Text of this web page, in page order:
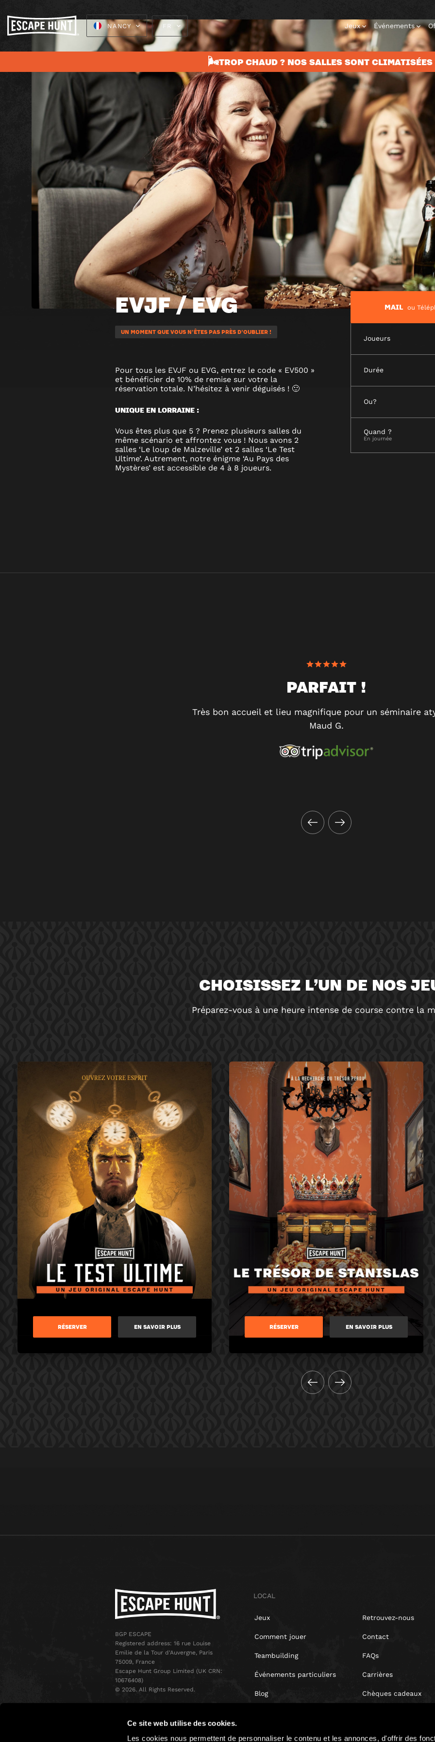
Ce site web utilise des cookies.
Les cookies nous permettent de personnaliser le contenu et les annonces, d'offrir des
NANCY FR Jeux Événements
🌬️TROP CHAUD ? NOS SALLES SONT
EVJF / EVG
UN MOMENT QUE VOUS N'ÊTES PAS PRÈS D'OUBLIER !
Pour tous les EVJF ou EVG, entrez le code « EV500 »
et bénéficier de 10% de remise sur votre la
réservation totale. N’hésitez à venir déguisés ! 🙂
UNIQUE EN LORRAINE :
Vous êtes plus que 5 ? Prenez plusieurs salles du
même scénario et affrontez vous ! Nous avons 2
salles ‘Le loup de Malzeville’ et 2 salles ‘Le Test
Ultime’. Autrement, notre énigme ‘Au Pays des
Mystères’ est accessible de 4 à 8 joueurs.
MAIL ou
Joueurs
Durée
Ou?
Quand ?
En journée
PARFAIT !
Très bon accueil et lieu magnifique pour un séminaire
Maud G.
CHOISISSEZ L’UN DE NOS
Préparez-vous à une heure intense de course contre la
RÉSERVER EN SAVOIR PLUS RÉSERVER EN SAVOIR PLUS
BGP ESCAPE
Registered address: 16 rue Louise
Emilie de la Tour d'Auvergne, Paris
75009, France
Escape Hunt Group Limited (UK CRN:
10676408)
©️ 2026. All Rights Reserved.
LOCAL
Jeux
Comment jouer
Teambuilding
Événements particuliers
Blog
Retrouvez-nous
Contact
FAQs
Carrières
Chèques cadeaux